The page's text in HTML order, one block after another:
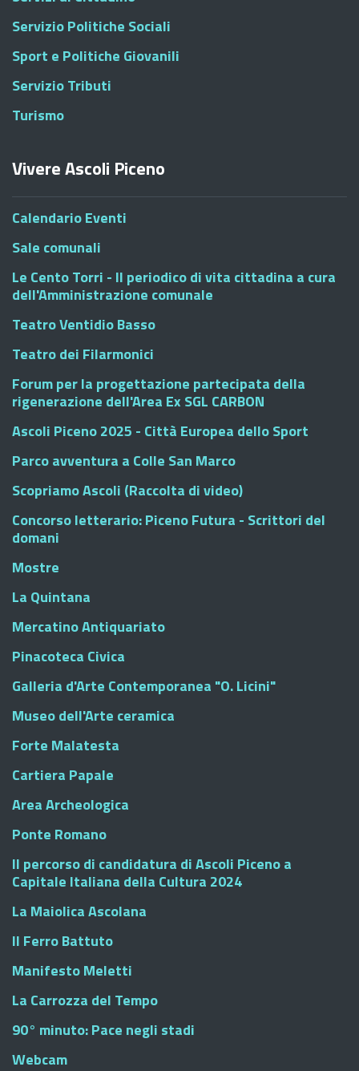
Servizio Politiche Sociali
Sport e Politiche Giovanili
Servizio Tributi
Turismo
Vivere Ascoli Piceno
Calendario Eventi
Sale comunali
Le Cento Torri - Il periodico di vita cittadina a cura
dell'Amministrazione comunale
Teatro Ventidio Basso
Teatro dei Filarmonici
Forum per la progettazione partecipata della
rigenerazione dell'Area Ex SGL CARBON
Ascoli Piceno 2025 - Città Europea dello Sport
Parco avventura a Colle San Marco
Scopriamo Ascoli (Raccolta di video)
Concorso letterario: Piceno Futura - Scrittori del
domani
Mostre
La Quintana
Mercatino Antiquariato
Pinacoteca Civica
Galleria d'Arte Contemporanea "O. Licini"
Museo dell'Arte ceramica
Forte Malatesta
Cartiera Papale
Area Archeologica
Ponte Romano
Il percorso di candidatura di Ascoli Piceno a
Capitale Italiana della Cultura 2024
La Maiolica Ascolana
Il Ferro Battuto
Manifesto Meletti
La Carrozza del Tempo
90° minuto: Pace negli stadi
Webcam